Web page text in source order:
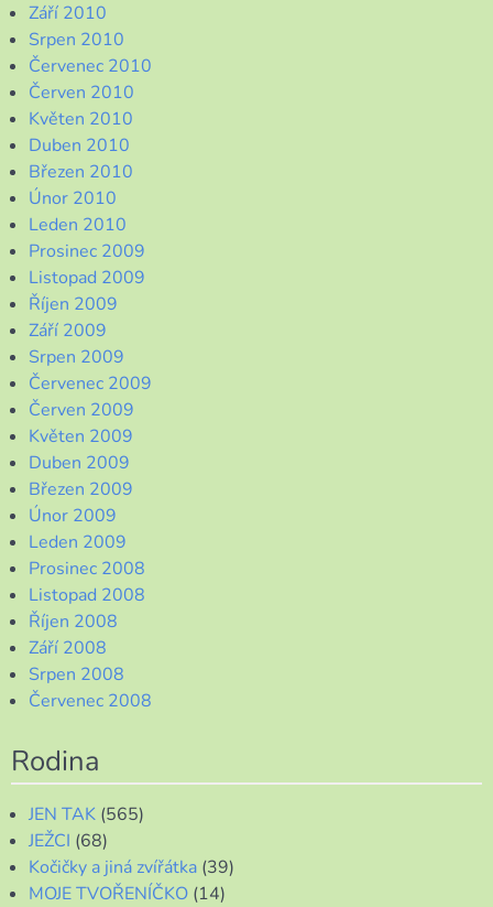
Září 2010
Srpen 2010
Červenec 2010
Červen 2010
Květen 2010
Duben 2010
Březen 2010
Únor 2010
Leden 2010
Prosinec 2009
Listopad 2009
Říjen 2009
Září 2009
Srpen 2009
Červenec 2009
Červen 2009
Květen 2009
Duben 2009
Březen 2009
Únor 2009
Leden 2009
Prosinec 2008
Listopad 2008
Říjen 2008
Září 2008
Srpen 2008
Červenec 2008
Rodina
JEN TAK (565)
JEŽCI (68)
Kočičky a jiná zvířátka (39)
MOJE TVOŘENÍČKO (14)